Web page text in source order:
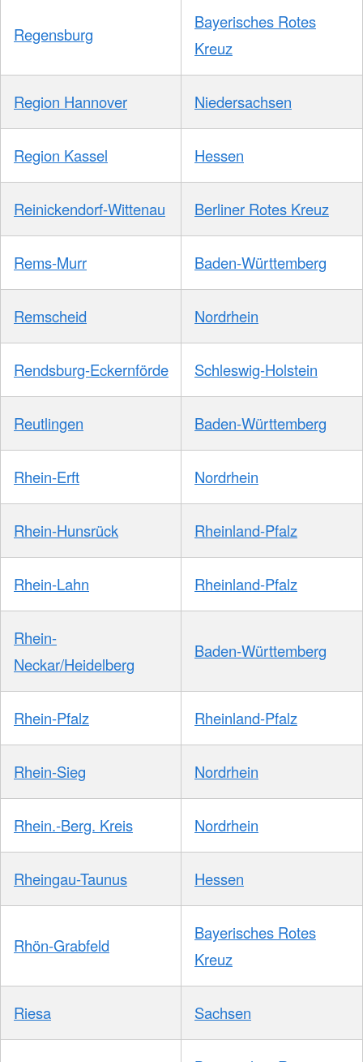
Regensburg
Bayerisches Rotes
Kreuz
Region Hannover Niedersachsen
Region Kassel Hessen
Reinickendorf-Wittenau Berliner Rotes Kreuz
Rems-Murr Baden-Württemberg
Remscheid Nordrhein
Rendsburg-Eckernförde Schleswig-Holstein
Reutlingen Baden-Württemberg
Rhein-Erft Nordrhein
Rhein-Hunsrück Rheinland-Pfalz
Rhein-Lahn Rheinland-Pfalz
Rhein-
Neckar/Heidelberg
Baden-Württemberg
Rhein-Pfalz Rheinland-Pfalz
Rhein-Sieg Nordrhein
Rhein.-Berg. Kreis Nordrhein
Rheingau-Taunus Hessen
Rhön-Grabfeld
Bayerisches Rotes
Kreuz
Riesa Sachsen